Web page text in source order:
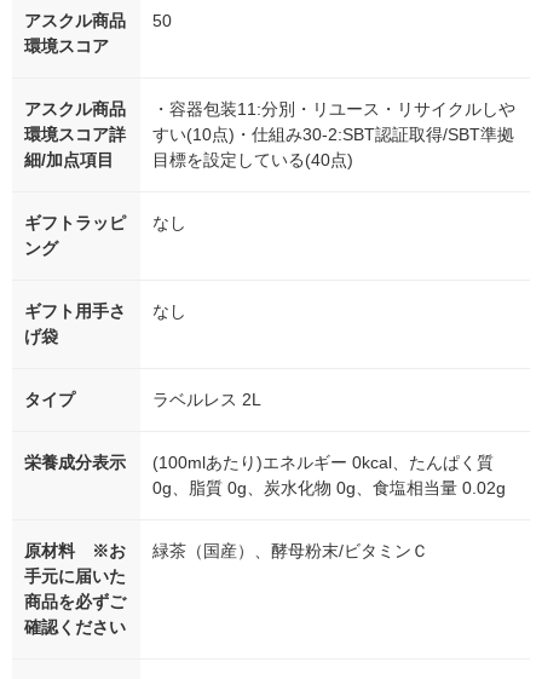
アスクル商品
環境スコア
50
アスクル商品
環境スコア詳
細/加点項目
・容器包装11:分別・リユース・リサイクルしや
すい(10点)・仕組み30-2:SBT認証取得/SBT準拠
目標を設定している(40点)
ギフトラッピ
ング
なし
ギフト用手さ
げ袋
なし
タイプ ラベルレス 2L
栄養成分表示
(100mlあたり)エネルギー 0kcal、たんぱく質
0g、脂質 0g、炭水化物 0g、食塩相当量 0.02g
原材料 ※お
手元に届いた
商品を必ずご
確認ください
緑茶（国産）、酵母粉末/ビタミンＣ